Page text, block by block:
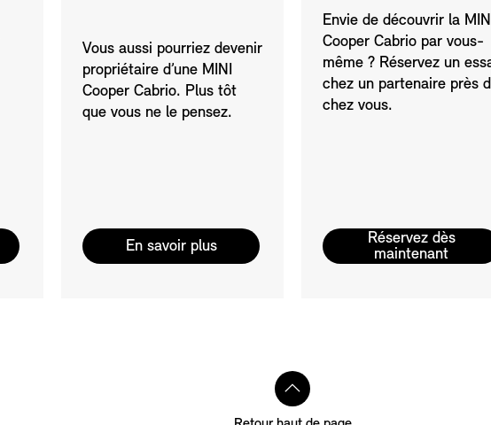
Vous aussi pourriez devenir
propriétaire d’une MINI
Cooper Cabrio. Plus tôt
que vous ne le pensez.
En savoir plus
Envie de découvrir la
Cooper Cabrio par vous-
même ? Réservez un
chez un partenaire près
chez vous.
Réservez dès
maintenant